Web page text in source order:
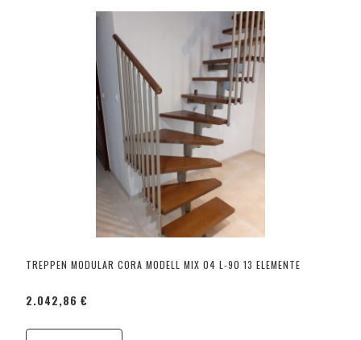
TREPPEN MODULAR CORA MODELL MIX 04 L-90 13 ELEMENTE
2.042,86 €